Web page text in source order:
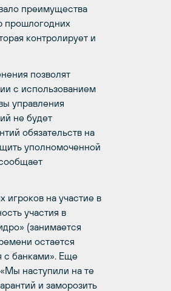
преимущества
прошлогодних
контролирует и
позволят
с использованием
управления
не будет
обязательств на
уполномоченной
на участие в
участия в
(занимается
остается
с банками». Еще
наступили на те
и заморозить